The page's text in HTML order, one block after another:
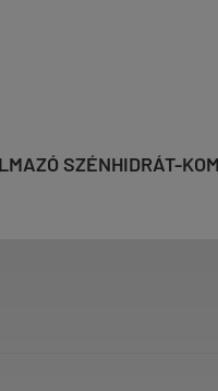
SZÉNHIDRÁT-